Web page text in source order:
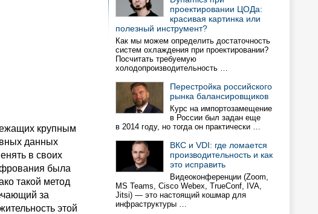
крупным
данных
в своих
была
такой метод
за
этой
проектировании ЦОДа:
красивая картинка или
полезный инструмент?
Как мы можем определить достаточность
систем охлаждения при проектировании?
Посчитать требуемую
холодопроизводительность …
Перестройка российского
рынка балансировщиков
Курс на импортозамещение
в России был задан еще
в 2014 году, но тогда он практически …
ВКС и VDI: где ломается
производительность и как
это исправить
Видеоконференции (Zoom,
MS Teams, Cisco Webex, TrueConf, IVA,
Jitsi) — это настоящий кошмар для
инфраструктуры …